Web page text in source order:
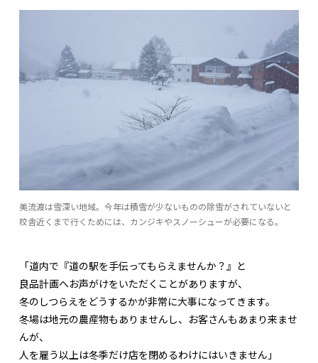
美流渡は雪深い地域。今年は積雪が少ないものの除雪がされていないと
校舎近くまで行くためには、カンジキやスノーシューが必要になる。
「道内で『道の駅を手伝ってもらえませんか？』と
良品計画へお声がけをいただくことがありますが、
冬のしつらえをどうするかが非常に大事になってきます。
冬場は地元の農産物もありませんし、お客さんもあまり来ませ
んが、
人を雇う以上は冬季だけ店を閉めるわけにはいきません」